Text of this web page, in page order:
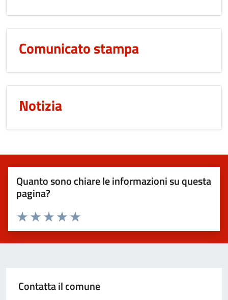
Comunicato stampa
Notizia
Quanto sono chiare le informazioni su questa
pagina?
Valuta 5 stelle su 5
Valuta 4 stelle su 5
Valuta 3 stelle su 5
Valuta 2 stelle su 5
Valuta 1 stelle su 5
Contatta il comune